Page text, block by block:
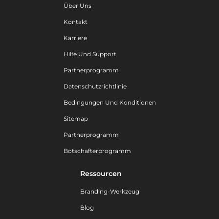
Über Uns
Kontakt
Karriere
Hilfe Und Support
Partnerprogramm
Datenschutzrichtlinie
Bedingungen Und Konditionen
Sitemap
Partnerprogramm
Botschafterprogramm
Ressourcen
Branding-Werkzeug
Blog